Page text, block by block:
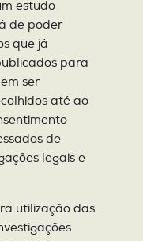
estudo
de poder
que já
para
ser
até ao
de
legais e
utilização das